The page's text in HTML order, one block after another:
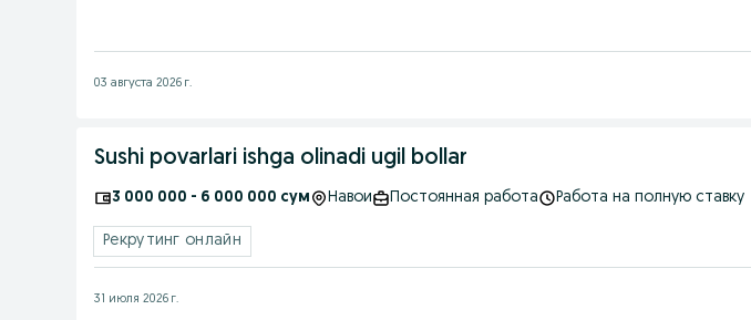
03 августа 2026 г.
Sushi povarlari ishga olinadi ugil bollar
3 000 000 - 6 000 000 сум Навои Постоянная работа Работа на полную ставку
Рекрутинг онлайн
31 июля 2026 г.